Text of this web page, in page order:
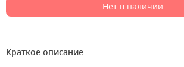
Нет в наличии
Краткое описание